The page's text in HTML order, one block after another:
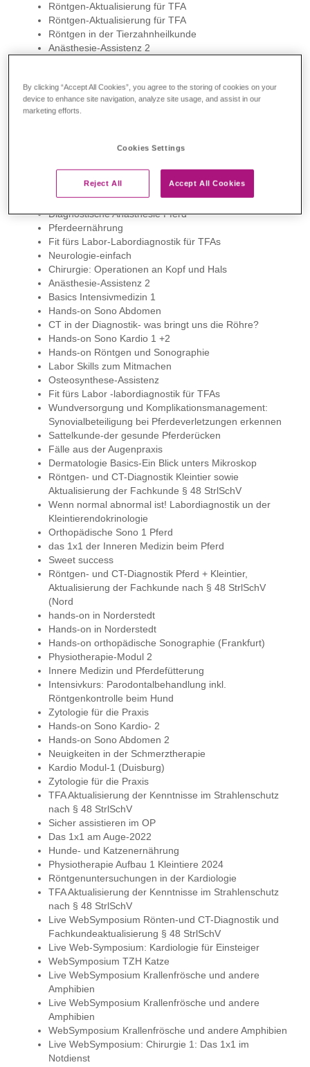
Röntgen-Aktualisierung für TFA
Röntgen-Aktualisierung für TFA
Röntgen in der Tierzahnheilkunde
Anästhesie-Assistenz 2
Kundenkommunikation
Orthopädische Sono 2 Pferd
Orthopädische Sono 2 Pferd
Orthopädische Sono 2
Aktualisierung der Fachkunde im Strahlenschutz
gemäß § 48 A
Fit fürs Labor-Labordiagnostik für TFAs
Diagnostische Anästhesie Pferd
Pferdeernährung
Fit fürs Labor-Labordiagnostik für TFAs
Neurologie-einfach
Chirurgie: Operationen an Kopf und Hals
Anästhesie-Assistenz 2
Basics Intensivmedizin 1
Hands-on Sono Abdomen
CT in der Diagnostik- was bringt uns die Röhre?
Hands-on Sono Kardio 1 +2
Hands-on Röntgen und Sonographie
Labor Skills zum Mitmachen
Osteosynthese-Assistenz
Fit fürs Labor -labordiagnostik für TFAs
Wundversorgung und Komplikationsmanagement:
Synovialbeteiligung bei Pferdeverletzungen erkennen
Sattelkunde-der gesunde Pferderücken
Fälle aus der Augenpraxis
Dermatologie Basics-Ein Blick unters Mikroskop
Röntgen- und CT-Diagnostik Kleintier sowie
Aktualisierung der Fachkunde § 48 StrlSchV
Wenn normal abnormal ist! Labordiagnostik un der
Kleintierendokrinologie
Orthopädische Sono 1 Pferd
das 1x1 der Inneren Medizin beim Pferd
Sweet success
Röntgen- und CT-Diagnostik Pferd + Kleintier,
Aktualisierung der Fachkunde nach § 48 StrlSchV
(Nord
hands-on in Norderstedt
Hands-on in Norderstedt
Hands-on orthopädische Sonographie (Frankfurt)
Physiotherapie-Modul 2
Innere Medizin und Pferdefütterung
Intensivkurs: Parodontalbehandlung inkl.
Röntgenkontrolle beim Hund
Zytologie für die Praxis
Hands-on Sono Kardio- 2
Hands-on Sono Abdomen 2
Neuigkeiten in der Schmerztherapie
Kardio Modul-1 (Duisburg)
Zytologie für die Praxis
TFA Aktualisierung der Kenntnisse im Strahlenschutz
nach § 48 StrlSchV
Sicher assistieren im OP
Das 1x1 am Auge-2022
Hunde- und Katzenernährung
Physiotherapie Aufbau 1 Kleintiere 2024
Röntgenuntersuchungen in der Kardiologie
TFA Aktualisierung der Kenntnisse im Strahlenschutz
nach § 48 StrlSchV
Live WebSymposium Rönten-und CT-Diagnostik und
Fachkundeaktualisierung § 48 StrlSchV
Live Web-Symposium: Kardiologie für Einsteiger
WebSymposium TZH Katze
Live WebSymposium Krallenfrösche und andere
Amphibien
Live WebSymposium Krallenfrösche und andere
Amphibien
WebSymposium Krallenfrösche und andere Amphibien
Live WebSymposium: Chirurgie 1: Das 1x1 im
Notdienst
By clicking “Accept All Cookies”, you agree to the storing of cookies on your
device to enhance site navigation, analyze site usage, and assist in our
marketing efforts.
Cookies Settings
Reject All Accept All Cookies